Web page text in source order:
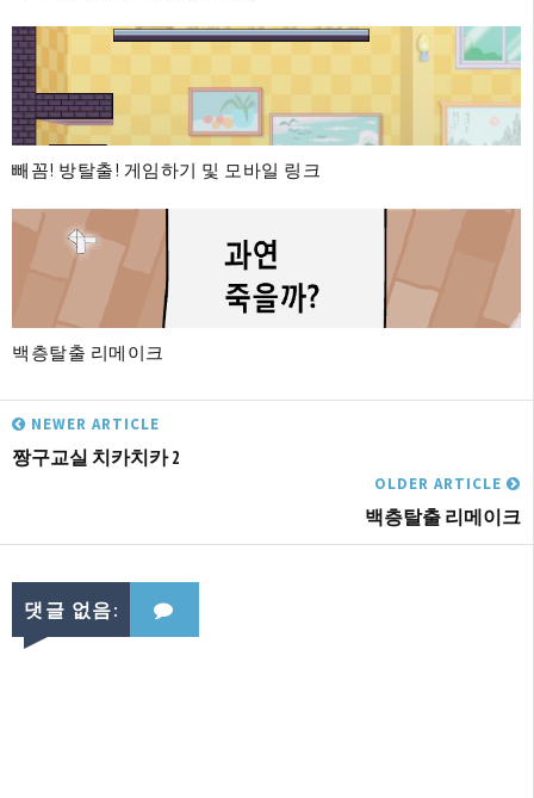
빼꼼! 방탈출! 게임하기 및 모바일 링크
백층탈출 리메이크
NEWER ARTICLE
짱구교실 치카치카 2
OLDER ARTICLE
백층탈출 리메이크
댓글 없음: